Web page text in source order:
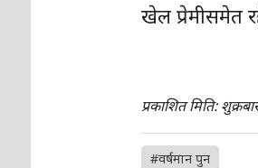
खेल प्रेमीसमेत
प्रकाशित मिति:
#वर्षमान पुन